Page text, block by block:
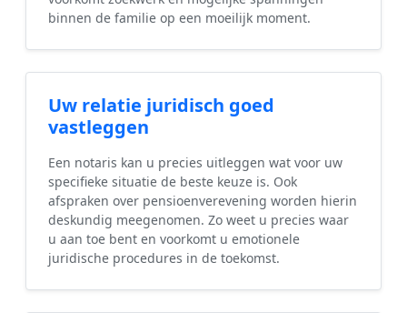
binnen de familie op een moeilijk moment.
Uw relatie juridisch goed
vastleggen
Een notaris kan u precies uitleggen wat voor uw
specifieke situatie de beste keuze is. Ook
afspraken over pensioenverevening worden hierin
deskundig meegenomen. Zo weet u precies waar
u aan toe bent en voorkomt u emotionele
juridische procedures in de toekomst.